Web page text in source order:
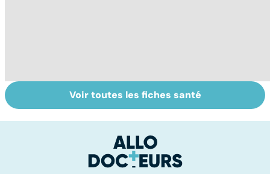
Le magnésium,
un oligo-élément
Intestin irritable :
le régime
solution ?
Voir toutes les fiches santé